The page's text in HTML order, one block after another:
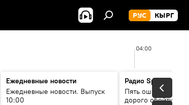
РУС КЫРГ
04:00
Ежедневные новости
Ежедневные новости. Выпуск
10:00
Радио Sputnik
Пять ошибок
дорого обойтись